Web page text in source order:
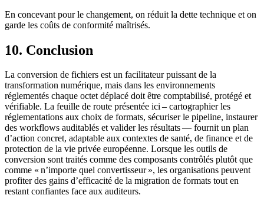
En concevant pour le changement, on réduit la dette technique et on
garde les coûts de conformité maîtrisés.
10. Conclusion
La conversion de fichiers est un facilitateur puissant de la
transformation numérique, mais dans les environnements
réglementés chaque octet déplacé doit être comptabilisé, protégé et
vérifiable. La feuille de route présentée ici – cartographier les
réglementations aux choix de formats, sécuriser le pipeline, instaurer
des workflows auditablés et valider les résultats — fournit un plan
d’action concret, adaptable aux contextes de santé, de finance et de
protection de la vie privée européenne. Lorsque les outils de
conversion sont traités comme des composants contrôlés plutôt que
comme « n’importe quel convertisseur », les organisations peuvent
profiter des gains d’efficacité de la migration de formats tout en
restant confiantes face aux auditeurs.